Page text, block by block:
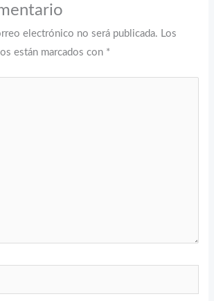
electrónico no será publicada. Los
están marcados con *